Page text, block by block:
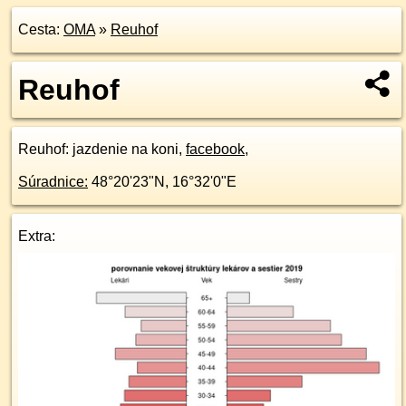
Cesta: OMA» Reuhof
Reuhof
Reuhof: jazdenie na koni, facebook,
Súradnice: 48°20'23"N , 16°32'0"E
Extra: